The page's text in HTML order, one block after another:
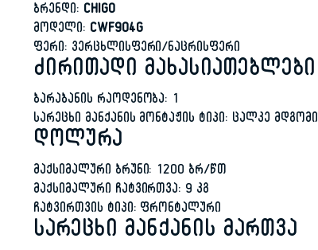
ბრენდი: CHIGO
მოდელი: CWF904G
ფერი: ვერცხლისფერი/ნაცრისფერი
ძირითადი მახასიათებლები
ბარაბანის რაოდენობა: 1
სარეცხი მანქანის მონტაჟის ტიპი: ცალკე მდგომი
დოლურა
მაქსიმალური ბრუნი: 1200 ბრ/წთ
მაქსიმალური ჩატვირთვა: 9 კგ
ჩატვირთვის ტიპი: ფრონტალური
სარეცხი მანქანის მართვა